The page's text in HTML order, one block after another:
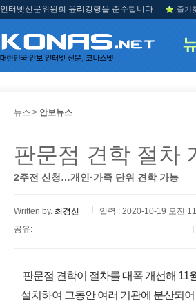
인터넷신문위원회 윤리강령을 준수합니다 즐겨
뉴스 > 안보뉴스
판문점 견학 절차
2주전 신청…개인·가족 단위 견학 가능
Written by. 최경선
입력 : 2020-10-19 오전
공유:
판문점 견학이 절차를 대폭 개선해 11
설치하여 그동안 여러 기관에 분산되